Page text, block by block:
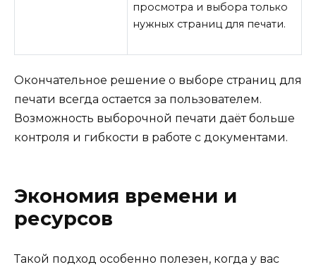
просмотра и выбора только
нужных страниц для печати.
Окончательное решение о выборе страниц для
печати всегда остается за пользователем.
Возможность выборочной печати даёт больше
контроля и гибкости в работе с документами.
Экономия времени и
ресурсов
Такой подход особенно полезен, когда у вас